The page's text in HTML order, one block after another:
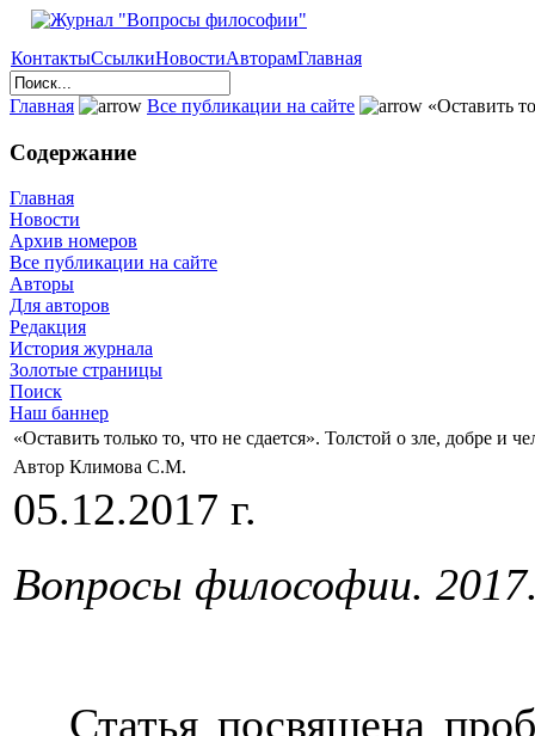
КонтактыСсылкиНовостиАвторамГлавная
Главная Все публикации на сайте «Оставить
Содержание
Главная
Новости
Архив номеров
Все публикации на сайте
Авторы
Для авторов
Редакция
История журнала
Золотые страницы
Поиск
Наш баннер
«Оставить только то, что не сдается». Толстой о зле, добре и
Автор Климова С.М.
05.12.2017 г.
Вопросы философии.
Статья посвящена